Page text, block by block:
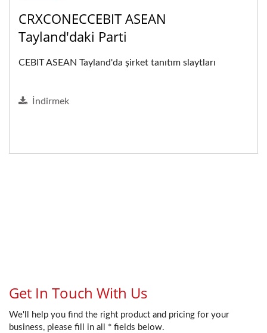
CRXCONECCEBIT ASEAN
Tayland'daki Parti
CEBIT ASEAN Tayland'da şirket tanıtım slaytları
İndirmek